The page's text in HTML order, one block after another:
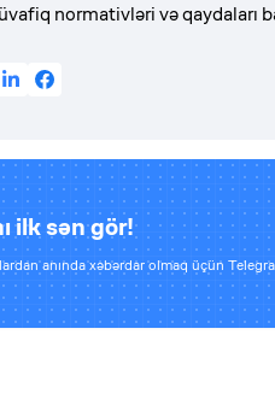
normativləri və qaydaları
ilk sən gör!
anında xəbərdar olmaq üçün